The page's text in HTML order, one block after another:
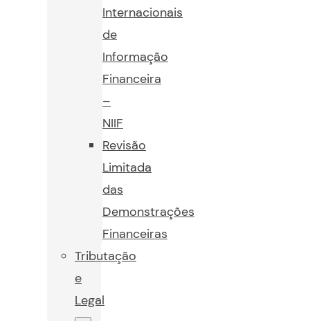
Internacionais
de
Informação
Financeira
–
NIIF
Revisão
Limitada
das
Demonstrações
Financeiras
Tributação
e
Legal